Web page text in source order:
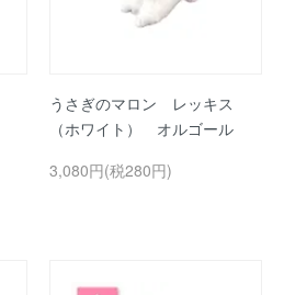
うさぎのマロン レッキス
（ホワイト） オルゴール
3,080円(税280円)